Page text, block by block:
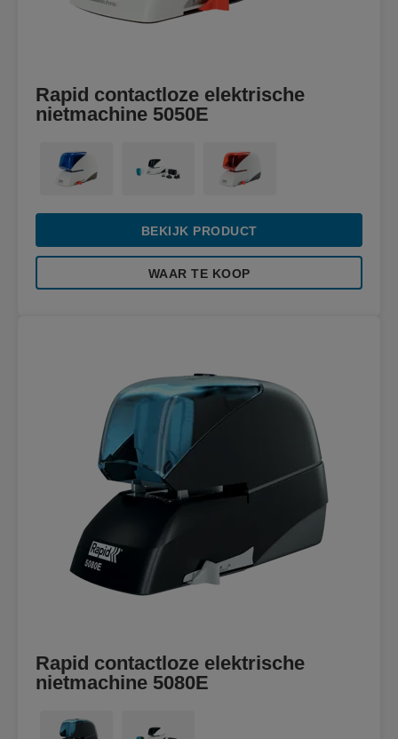
Rapid contactloze elektrische
nietmachine 5050E
BEKIJK PRODUCT
WAAR TE KOOP
Rapid contactloze elektrische
nietmachine 5080E